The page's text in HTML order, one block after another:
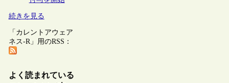
続きを見る
「カレントアウェア
ネス-R」用のRSS：
よく読まれている